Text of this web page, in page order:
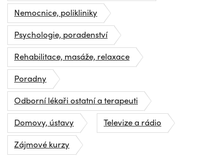
Nemocnice, polikliniky
Psychologie, poradenství
Rehabilitace, masáže, relaxace
Poradny
Odborní lékaři ostatní a terapeuti
Domovy, ústavy
Televize a rádio
Zájmové kurzy